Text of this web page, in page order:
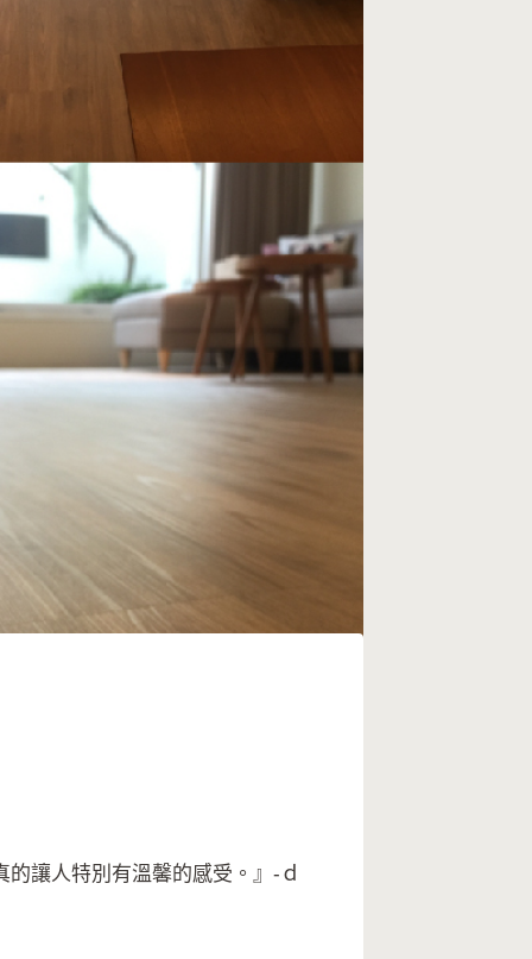
讓人特別有溫馨的感受。』-ｄ